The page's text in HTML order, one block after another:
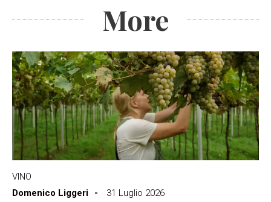
More
VINO
Domenico Liggeri
31 Luglio 2026